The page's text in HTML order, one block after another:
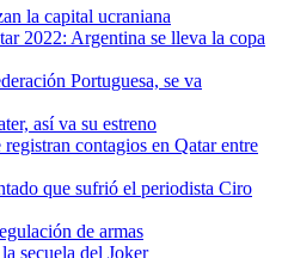
la capital ucraniana
2022: Argentina se lleva la copa
Portuguesa, se va
así va su estreno
contagios en Qatar entre
que sufrió el periodista Ciro
de armas
secuela del Joker